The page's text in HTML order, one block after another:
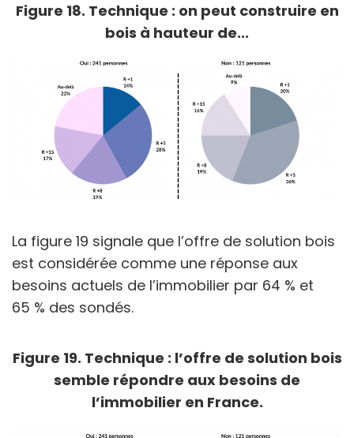
Figure 18. Technique : on peut construire en
bois à hauteur de...
La figure 19 signale que l’offre de solution bois
est considérée comme une réponse aux
besoins actuels de l’immobilier par 64 % et
65 % des sondés.
Figure 19. Technique : l’offre de solution bois
semble répondre aux besoins de
l’immobilier en France.